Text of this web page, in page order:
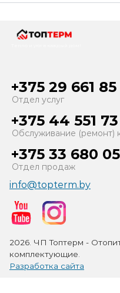
+375 29 661 85
Отдел услуг
+375 44 551
Обслуживание (ремонт)
+375 33 680
Отдел продаж
info@topterm.by
2026. ЧП Топтерм -
комплектующие.
Разработка сайта